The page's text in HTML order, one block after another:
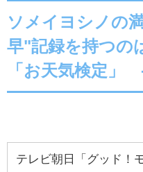
ソメイヨシノの
早"記録を持つの
「お天気検定」
テレビ朝日「グッド！